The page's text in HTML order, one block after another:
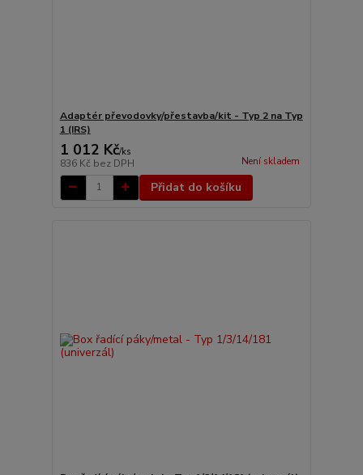
Adaptér převodovky/přestavba/kit - Typ 2 na Typ
1 (IRS)
1 012 Kč/ks
836 Kč bez DPH Není skladem
Přidat do košíku